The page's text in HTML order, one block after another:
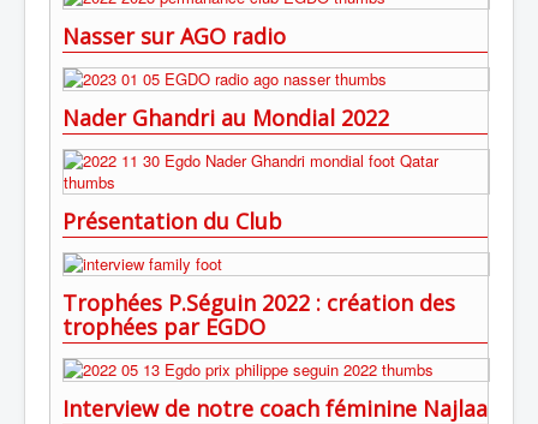
Nasser sur AGO radio
Nader Ghandri au Mondial 2022
Présentation du Club
Trophées P.Séguin 2022 : création des
trophées par EGDO
Interview de notre coach féminine Najlaa